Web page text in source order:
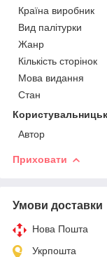
Країна виробник
Вид палітурки
Жанр
Кількість сторінок
Мова видання
Стан
Автор
Приховати
Умови доставки
Нова Пошта
Укрпошта